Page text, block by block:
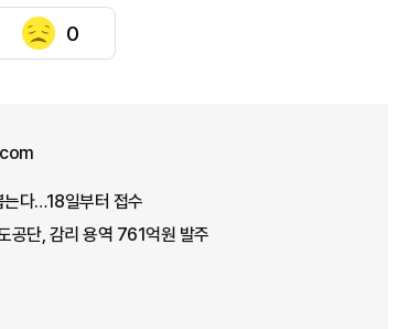
0
다…18일부터 접수
공단, 감리 용역 761억원 발주